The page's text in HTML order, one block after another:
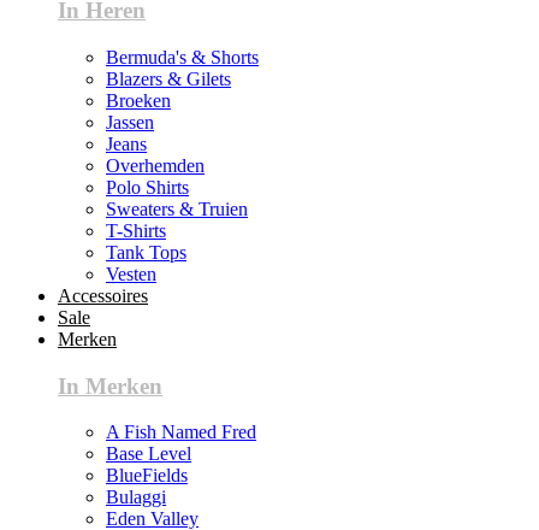
In Heren
Bermuda's & Shorts
Blazers & Gilets
Broeken
Jassen
Jeans
Overhemden
Polo Shirts
Sweaters & Truien
T-Shirts
Tank Tops
Vesten
Accessoires
Sale
Merken
In Merken
A Fish Named Fred
Base Level
BlueFields
Bulaggi
Eden Valley